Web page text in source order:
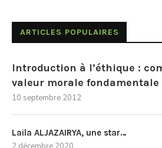
ARTICLES POPULAIRES
Introduction à l’éthique :
valeur morale fondamentale
10 septembre 2012
Laila ALJAZAIRYA, une star…